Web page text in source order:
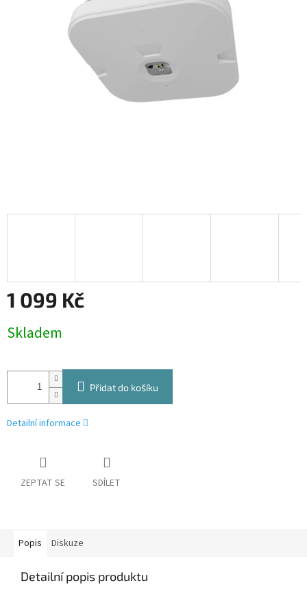
1 099 Kč
cena:
Skladem
Přidat do košíku
Detailní informace
ZEPTAT SE SDÍLET
Popis Diskuze
Detailní popis produktu